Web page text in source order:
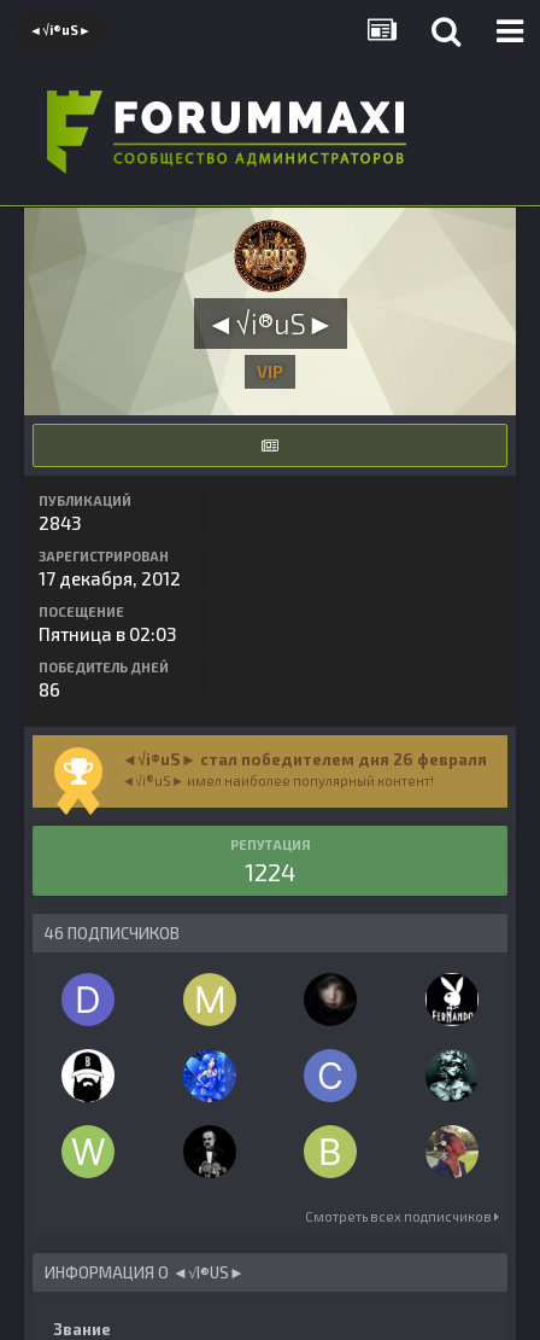
◄√i®uS►
◄√i®uS►
VIP
ПУБЛИКАЦИЙ
2843
ЗАРЕГИСТРИРОВАН
17 декабря, 2012
ПОСЕЩЕНИЕ
Пятница в 02:03
ПОБЕДИТЕЛЬ ДНЕЙ
86
◄√i®uS► стал победителем дня 26 февраля
◄√i®uS► имел наиболее популярный контент!
РЕПУТАЦИЯ
1224
46 ПОДПИСЧИКОВ
Смотреть всех подписчиков
ИНФОРМАЦИЯ О ◄√I®US►
Звание